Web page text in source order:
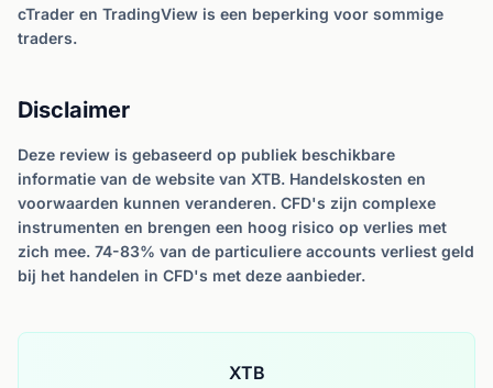
cTrader en TradingView is een beperking voor sommige
traders.
Disclaimer
Deze review is gebaseerd op publiek beschikbare
informatie van de website van XTB. Handelskosten en
voorwaarden kunnen veranderen. CFD's zijn complexe
instrumenten en brengen een hoog risico op verlies met
zich mee. 74-83% van de particuliere accounts verliest geld
bij het handelen in CFD's met deze aanbieder.
XTB